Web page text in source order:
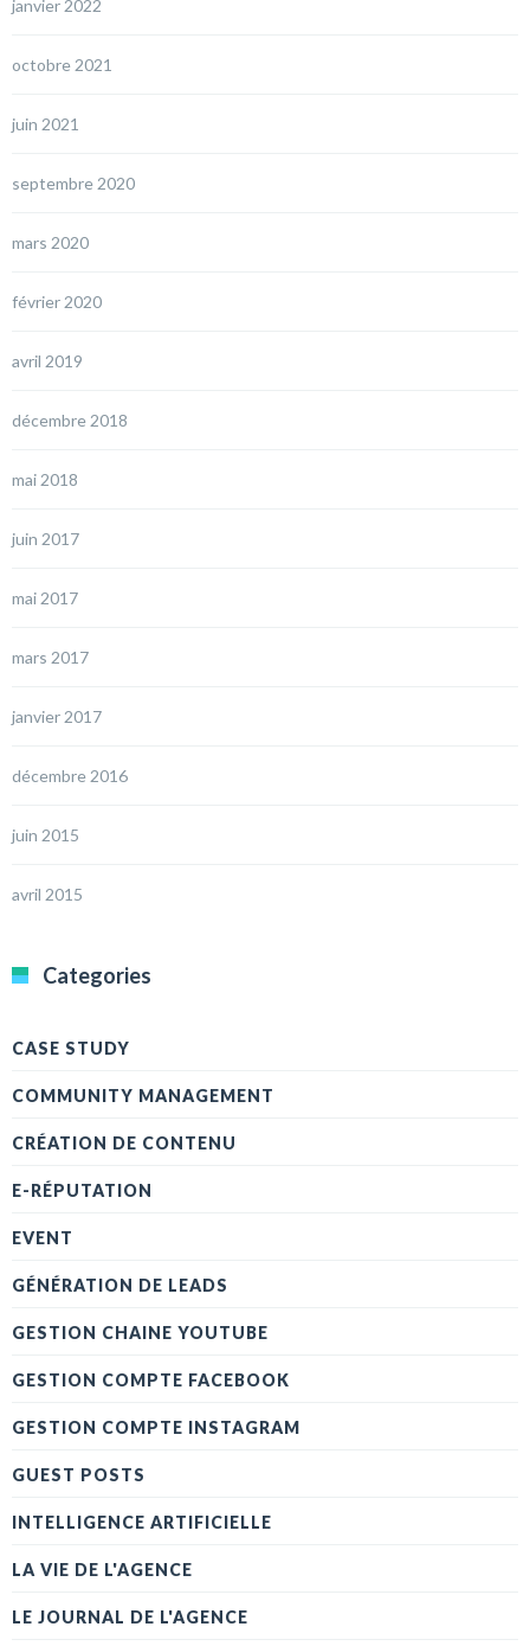
janvier 2022
octobre 2021
juin 2021
septembre 2020
mars 2020
février 2020
avril 2019
décembre 2018
mai 2018
juin 2017
mai 2017
mars 2017
janvier 2017
décembre 2016
juin 2015
avril 2015
Categories
CASE STUDY
COMMUNITY MANAGEMENT
CRÉATION DE CONTENU
E-RÉPUTATION
EVENT
GÉNÉRATION DE LEADS
GESTION CHAINE YOUTUBE
GESTION COMPTE FACEBOOK
GESTION COMPTE INSTAGRAM
GUEST POSTS
INTELLIGENCE ARTIFICIELLE
LA VIE DE L'AGENCE
LE JOURNAL DE L'AGENCE